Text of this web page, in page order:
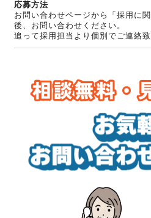
応募方法
お問い合わせページから「採用に
後、お問い合わせください。
追って採用担当より個別でご連絡致